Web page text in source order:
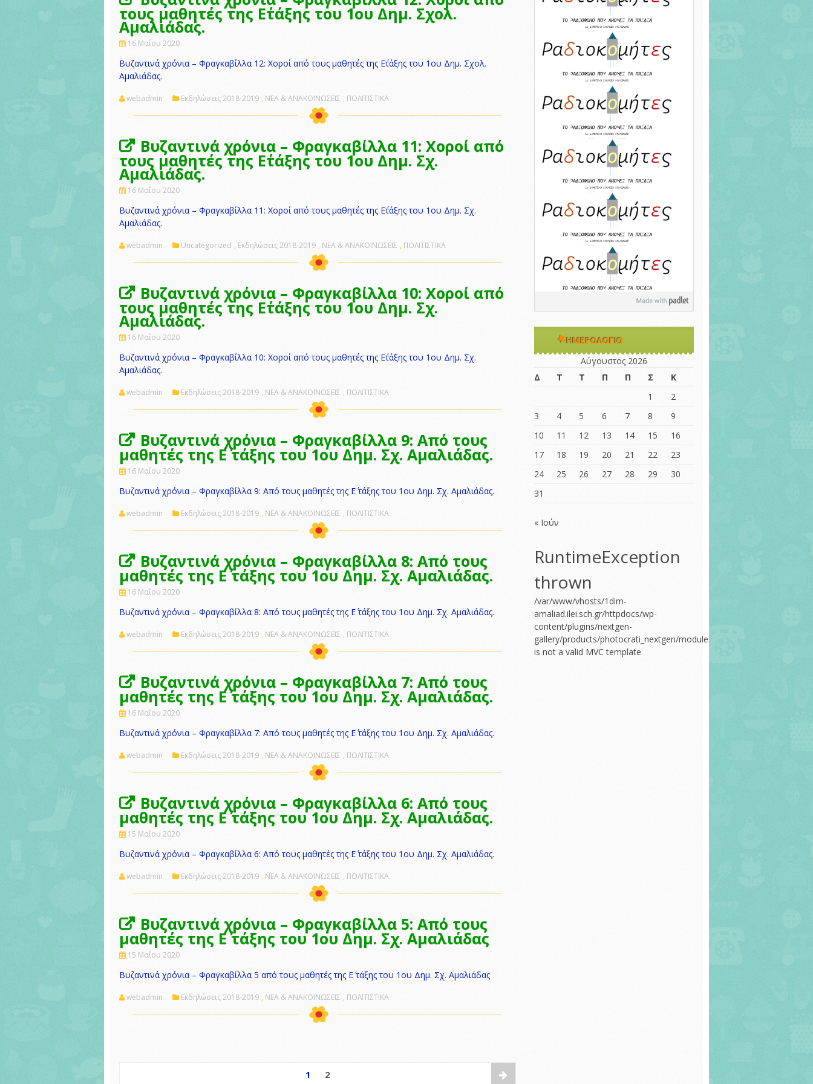
Ημέρα Ευρωπαϊκών
επίσκεψη από τον
Δήμο Ήλιδας.
ΤΣΙΚΝΟΠΕΜΠΤΗ
ΑΝΤΑΛΛΑΓΗ
ΧΡΙΣΤΟΥΓΕΝΝΙΑΤΙΚΩΝ
ΧΡΙΣΤΟΥΓΕΝΝΙΑΤΙΚΗ
ΓΙΟΡΤΗ
τους μαθητές της Ε΄τάξης του 1ου Δημ. Σχολ.
Αμαλιάδας.
16 Μαΐου 2020
Βυζαντινά χρόνια – Φραγκαβίλλα 12: Χοροί από τους μαθητές της Ε΄τάξης του 1ου Δημ. Σχολ.
Αμαλιάδας.
webadmin Εκδηλώσεις 2018-2019 , ΝΕΑ & ΑΝΑΚΟΙΝΩΣΕΙΣ , ΠΟΛΙΤΙΣΤΙΚΑ
Βυζαντινά χρόνια – Φραγκαβίλλα 11: Χοροί από
τους μαθητές της Ε΄τάξης του 1ου Δημ. Σχ.
Αμαλιάδας.
16 Μαΐου 2020
Βυζαντινά χρόνια – Φραγκαβίλλα 11: Χοροί από τους μαθητές της Ε΄τάξης του 1ου Δημ. Σχ.
Αμαλιάδας.
webadmin Uncategorized , Εκδηλώσεις 2018-2019 , ΝΕΑ & ΑΝΑΚΟΙΝΩΣΕΙΣ , ΠΟΛΙΤΙΣΤΙΚΑ
Βυζαντινά χρόνια – Φραγκαβίλλα 10: Χοροί από
τους μαθητές της Ε΄τάξης του 1ου Δημ. Σχ.
Αμαλιάδας.
16 Μαΐου 2020
Βυζαντινά χρόνια – Φραγκαβίλλα 10: Χοροί από τους μαθητές της Ε΄τάξης του 1ου Δημ. Σχ.
Αμαλιάδας.
webadmin Εκδηλώσεις 2018-2019 , ΝΕΑ & ΑΝΑΚΟΙΝΩΣΕΙΣ , ΠΟΛΙΤΙΣΤΙΚΑ
Βυζαντινά χρόνια – Φραγκαβίλλα 9: Από τους
μαθητές της Ε΄ τάξης του 1ου Δημ. Σχ. Αμαλιάδας.
16 Μαΐου 2020
Βυζαντινά χρόνια – Φραγκαβίλλα 9: Από τους μαθητές της Ε΄ τάξης του 1ου Δημ. Σχ. Αμαλιάδας.
webadmin Εκδηλώσεις 2018-2019 , ΝΕΑ & ΑΝΑΚΟΙΝΩΣΕΙΣ , ΠΟΛΙΤΙΣΤΙΚΑ
Βυζαντινά χρόνια – Φραγκαβίλλα 8: Από τους
μαθητές της Ε΄ τάξης του 1ου Δημ. Σχ. Αμαλιάδας.
16 Μαΐου 2020
Βυζαντινά χρόνια – Φραγκαβίλλα 8: Από τους μαθητές της Ε΄ τάξης του 1ου Δημ. Σχ. Αμαλιάδας.
webadmin Εκδηλώσεις 2018-2019 , ΝΕΑ & ΑΝΑΚΟΙΝΩΣΕΙΣ , ΠΟΛΙΤΙΣΤΙΚΑ
Βυζαντινά χρόνια – Φραγκαβίλλα 7: Από τους
μαθητές της Ε΄ τάξης του 1ου Δημ. Σχ. Αμαλιάδας.
16 Μαΐου 2020
Βυζαντινά χρόνια – Φραγκαβίλλα 7: Από τους μαθητές της Ε΄ τάξης του 1ου Δημ. Σχ. Αμαλιάδας.
webadmin Εκδηλώσεις 2018-2019 , ΝΕΑ & ΑΝΑΚΟΙΝΩΣΕΙΣ , ΠΟΛΙΤΙΣΤΙΚΑ
Βυζαντινά χρόνια – Φραγκαβίλλα 6: Από τους
μαθητές της Ε΄ τάξης του 1ου Δημ. Σχ. Αμαλιάδας.
15 Μαΐου 2020
Βυζαντινά χρόνια – Φραγκαβίλλα 6: Από τους μαθητές της Ε΄ τάξης του 1ου Δημ. Σχ. Αμαλιάδας.
webadmin Εκδηλώσεις 2018-2019 , ΝΕΑ & ΑΝΑΚΟΙΝΩΣΕΙΣ , ΠΟΛΙΤΙΣΤΙΚΑ
Βυζαντινά χρόνια – Φραγκαβίλλα 5: Από τους
μαθητές της Ε΄ τάξης του 1ου Δημ. Σχ. Αμαλιάδας
15 Μαΐου 2020
Βυζαντινά χρόνια – Φραγκαβίλλα 5 από τους μαθητές της Ε΄ τάξης του 1ου Δημ. Σχ. Αμαλιάδας
webadmin Εκδηλώσεις 2018-2019 , ΝΕΑ & ΑΝΑΚΟΙΝΩΣΕΙΣ , ΠΟΛΙΤΙΣΤΙΚΑ
1 2
ΗΜΕΡΟΛΌΓΙΟ
Αύγουστος 2026
Δ
Τ Τ Π Π Σ
Κ
1
2
3
4 5 6 7 8
9
10
11 12 13 14 15
16
17
18 19 20 21 22
23
24
25 26 27 28 29
30
31
« Ιούν
RuntimeException
thrown
/var/www/vhosts/1dim-
amaliad.ilei.sch.gr/httpdocs/wp-
content/plugins/nextgen-
gallery/products/photocrati_nextgen/modules/
is not a valid MVC template